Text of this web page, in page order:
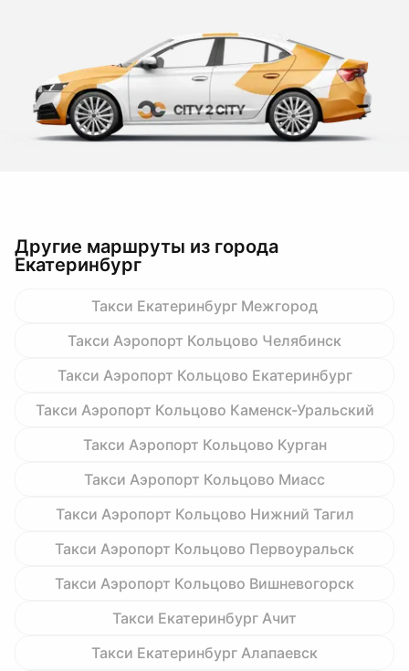
Другие маршруты из города
Екатеринбург
Такси Екатеринбург Межгород
Такси Аэропорт Кольцово Челябинск
Такси Аэропорт Кольцово Екатеринбург
Такси Аэропорт Кольцово Каменск-Уральский
Такси Аэропорт Кольцово Курган
Такси Аэропорт Кольцово Миасс
Такси Аэропорт Кольцово Нижний Тагил
Такси Аэропорт Кольцово Первоуральск
Такси Аэропорт Кольцово Вишневогорск
Такси Екатеринбург Ачит
Такси Екатеринбург Алапаевск